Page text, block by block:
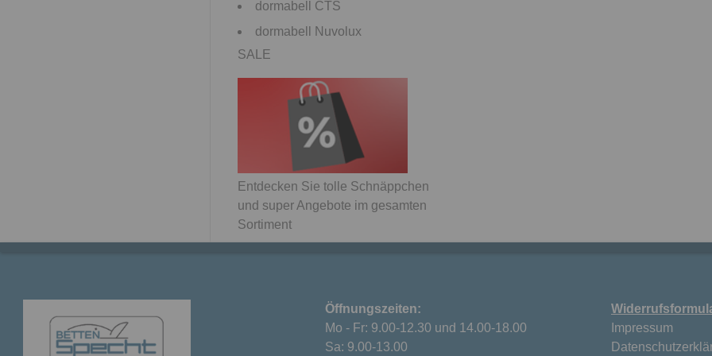
dormabell CTS
dormabell Nuvolux
SALE
Entdecken Sie tolle Schnäppchen
und super Angebote im gesamten
Sortiment
Öffnungszeiten:
Mo - Fr: 9.00-12.30 und 14.00-18.00
Sa: 9.00-13.00
Impressum